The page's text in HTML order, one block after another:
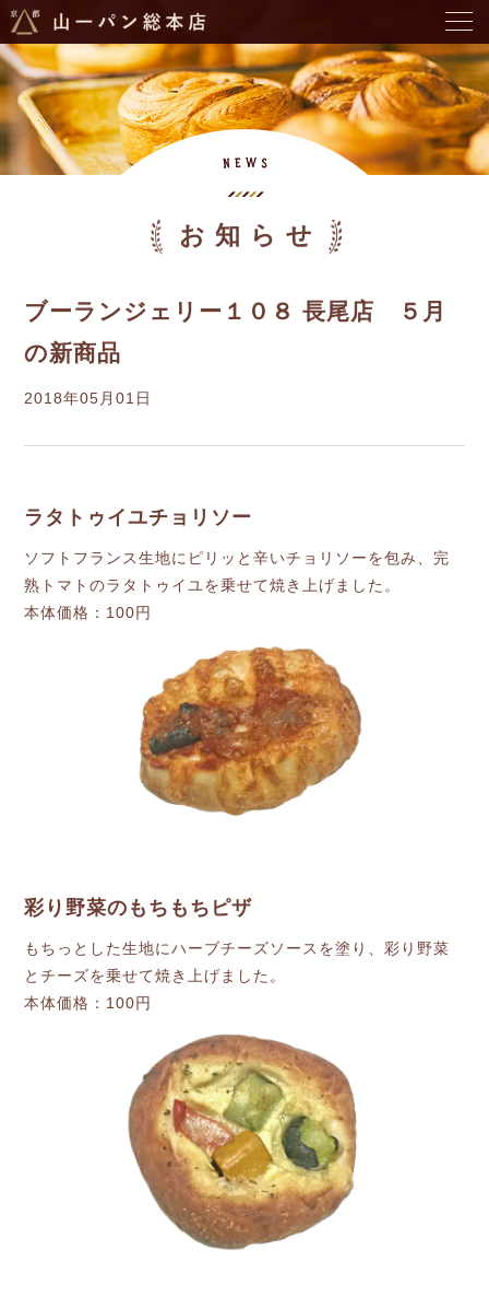
お知らせ
ブーランジェリー１０８ 長尾店 ５月
の新商品
2018年05月01日
ラタトゥイユチョリソー
ソフトフランス生地にピリッと辛いチョリソーを包み、完
熟トマトのラタトゥイユを乗せて焼き上げました。
本体価格：100円
彩り野菜のもちもちピザ
もちっとした生地にハーブチーズソースを塗り、彩り野菜
とチーズを乗せて焼き上げました。
本体価格：100円